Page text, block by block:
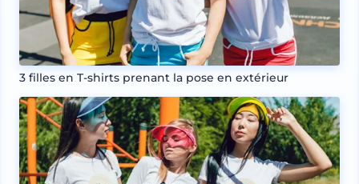
3 filles en T-shirts prenant la pose en extérieur